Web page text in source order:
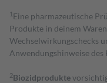
1 Eine pharmazeutische
Produkte in deinem
Wechselwirkungschecks
Anwendungshinweise des
2Biozidprodukte